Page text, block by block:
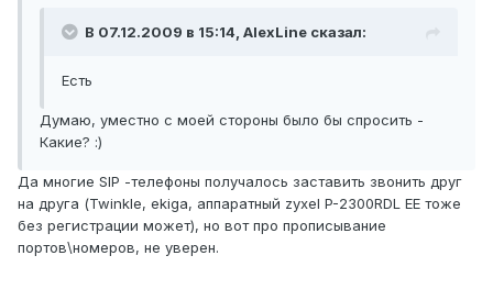
В 07.12.2009 в 15:14, AlexLine сказал:
Есть
Думаю, уместно с моей стороны было бы спросить -
Какие? :)
Да многие SIP -телефоны получалось заставить звонить друг
на друга (Twinkle, ekiga, аппаратный zyxel P-2300RDL EE тоже
без регистрации может), но вот про прописывание
портов\номеров, не уверен.